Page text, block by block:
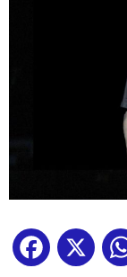
Facebook
X